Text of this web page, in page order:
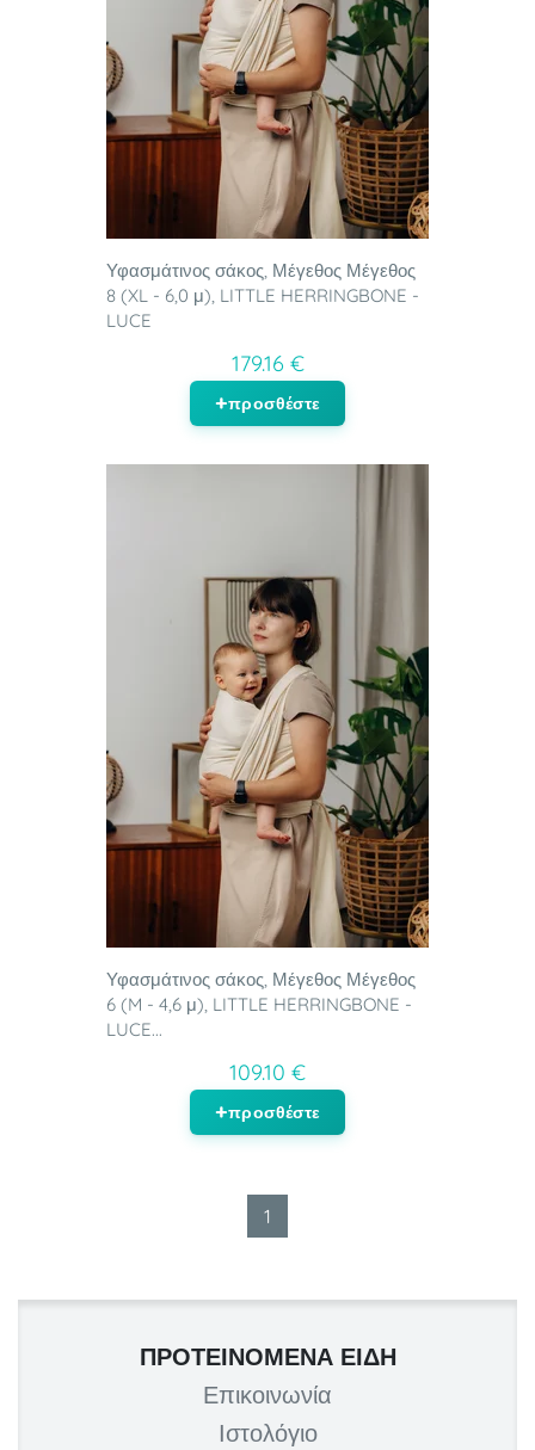
Υφασμάτινος σάκος, Μέγεθος Μέγεθος
8 (XL - 6,0 μ), LITTLE HERRINGBONE -
LUCE
179.16 €
προσθέστε
Υφασμάτινος σάκος, Μέγεθος Μέγεθος
6 (M - 4,6 μ), LITTLE HERRINGBONE -
LUCE...
109.10 €
προσθέστε
1
ΠΡΟΤΕΙΝΌΜΕΝΑ ΕΊΔΗ
Επικοινωνία
Ιστολόγιο